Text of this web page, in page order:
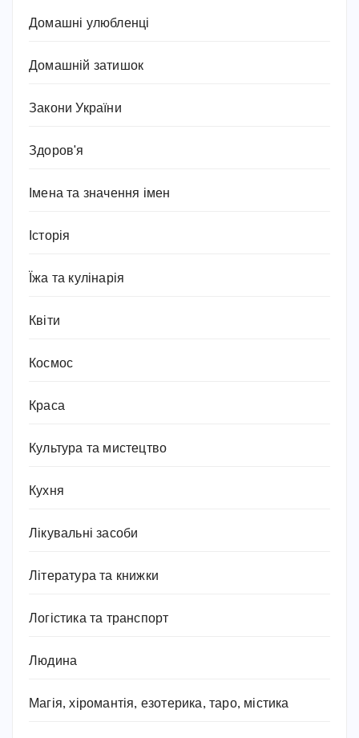
Домашні улюбленці
Домашній затишок
Закони України
Здоров'я
Імена та значення імен
Історія
Їжа та кулінарія
Квіти
Космос
Краса
Культура та мистецтво
Кухня
Лікувальні засоби
Література та книжки
Логістика та транспорт
Людина
Магія, хіромантія, езотерика, таро, містика